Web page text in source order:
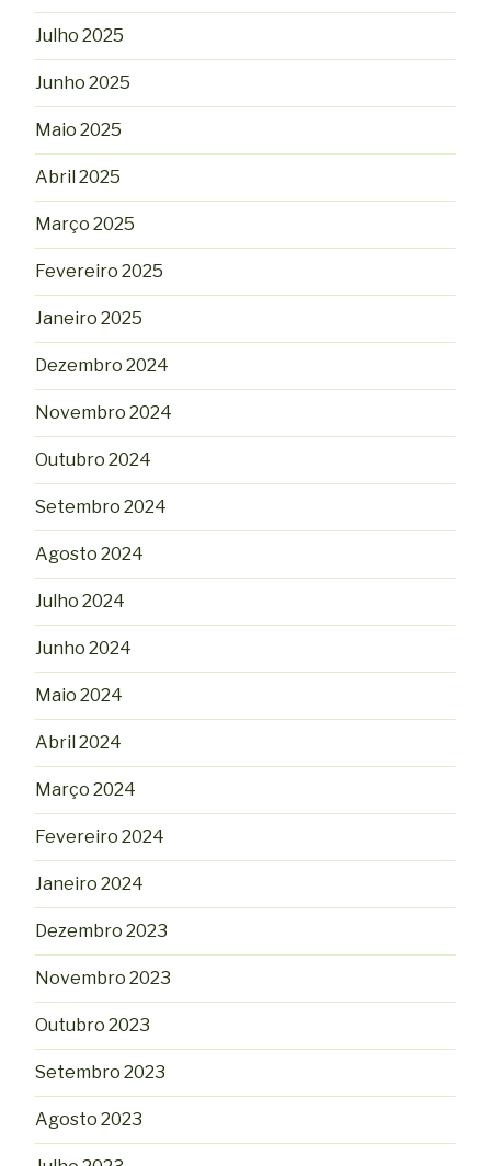
Julho 2025
Junho 2025
Maio 2025
Abril 2025
Março 2025
Fevereiro 2025
Janeiro 2025
Dezembro 2024
Novembro 2024
Outubro 2024
Setembro 2024
Agosto 2024
Julho 2024
Junho 2024
Maio 2024
Abril 2024
Março 2024
Fevereiro 2024
Janeiro 2024
Dezembro 2023
Novembro 2023
Outubro 2023
Setembro 2023
Agosto 2023